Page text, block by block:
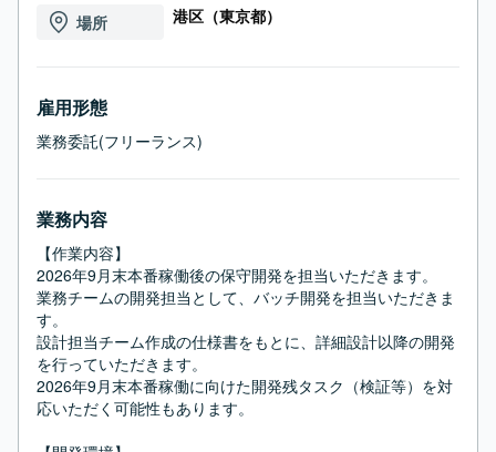
場所 港区（東京都）
雇用形態
業務委託(フリーランス)
業務内容
【作業内容】
2026年9月末本番稼働後の保守開発を担当いただきます。
業務チームの開発担当として、バッチ開発を担当いただきま
す。
設計担当チーム作成の仕様書をもとに、詳細設計以降の開発
を行っていただきます。
2026年9月末本番稼働に向けた開発残タスク（検証等）を対
応いただく可能性もあります。